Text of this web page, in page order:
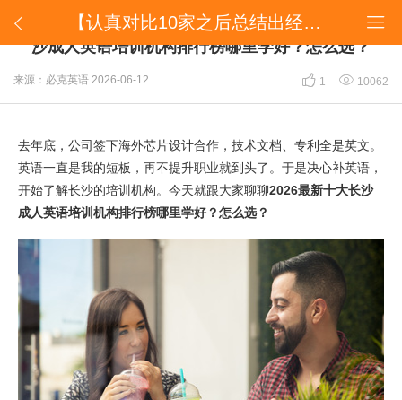
 
【认真对比10家之后总结出经验】2026最新十大长沙成人英语培训机构排行榜哪里学好？怎么选？
【认真对比10家之后总结出经验】2026最新十大长
沙成人英语培训机构排行榜哪里学好？怎么选？
来源：必克英语 2026-06-12  1  10062
去年底，公司签下海外芯片设计合作，技术文档、专利全是英文。
英语一直是我的短板，再不提升职业就到头了。于是决心补英语，
开始了解长沙的培训机构。今天就跟大家聊聊2026最新十大长沙
成人英语培训机构排行榜哪里学好？怎么选？